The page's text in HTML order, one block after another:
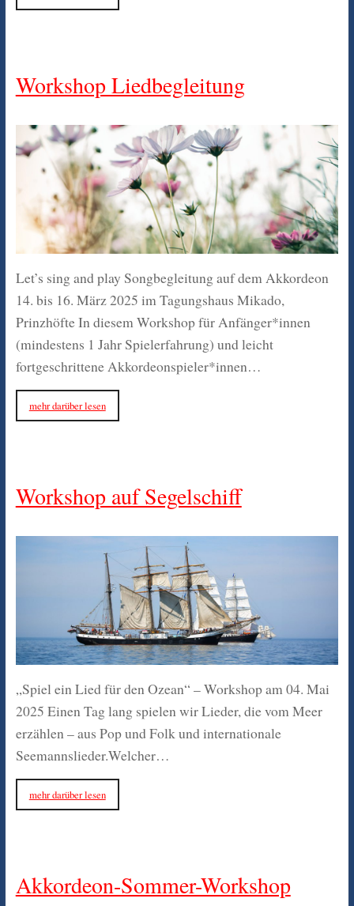
Workshop Liedbegleitung
Let’s sing and play Songbegleitung auf dem Akkordeon
14. bis 16. März 2025 im Tagungshaus Mikado,
Prinzhöfte In diesem Workshop für Anfänger*innen
(mindestens 1 Jahr Spielerfahrung) und leicht
fortgeschrittene Akkordeonspieler*innen…
mehr darüber lesen
Workshop auf Segelschiff
„Spiel ein Lied für den Ozean“ – Workshop am 04. Mai
2025 Einen Tag lang spielen wir Lieder, die vom Meer
erzählen – aus Pop und Folk und internationale
Seemannslieder.Welcher…
mehr darüber lesen
Akkordeon-Sommer-Workshop